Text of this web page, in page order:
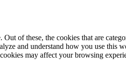
of these, the cookies that are
and understand how you use
may affect your browsing